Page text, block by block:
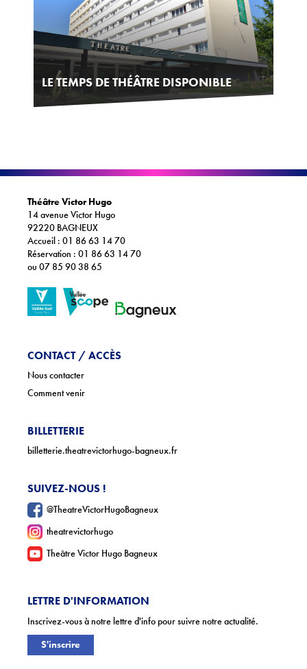
LE TEMPS DE THÉÂTRE DISPONIBLE
Théâtre Victor Hugo
14 avenue Victor Hugo
92220 BAGNEUX
Accueil : 01 86 63 14 70
Réservation : 01 86 63 14 70
ou 07 85 90 38 65
CONTACT / ACCÈS
Nous contacter
Comment venir
BILLETTERIE
billetterie.theatrevictorhugo-bagneux.fr
SUIVEZ-NOUS !
@TheatreVictorHugoBagneux
theatrevictorhugo
Theâtre Victor Hugo Bagneux
LETTRE D'INFORMATION
Inscrivez-vous à notre lettre d'info pour suivre notre actualité.
S'inscrire